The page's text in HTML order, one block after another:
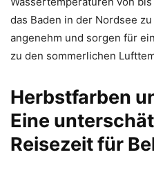
das Baden in der Nordsee
angenehm und sorgen für
zu den sommerlichen
Herbstfarben
Eine
Reisezeit für